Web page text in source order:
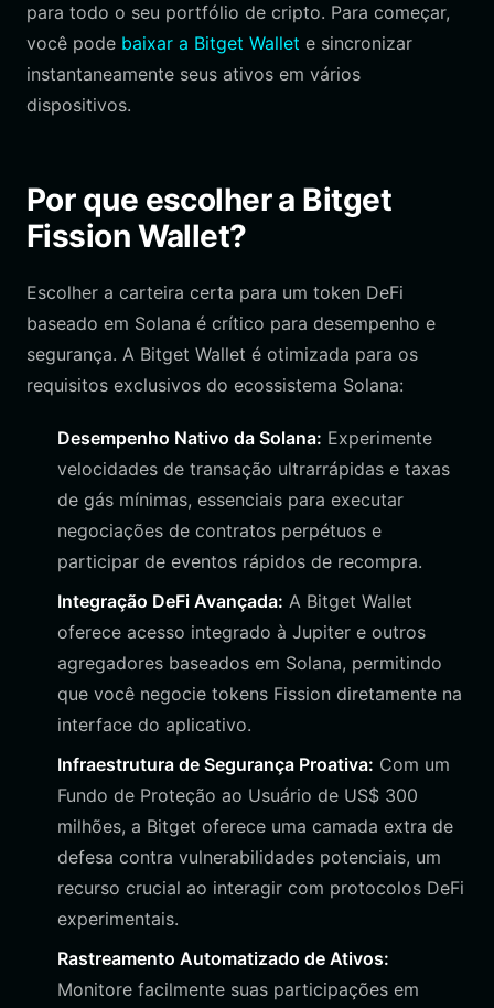
para todo o seu portfólio de cripto. Para começar,
você pode baixar a Bitget Wallet e sincronizar
instantaneamente seus ativos em vários
dispositivos.
Por que escolher a Bitget
Fission Wallet?
Escolher a carteira certa para um token DeFi
baseado em Solana é crítico para desempenho e
segurança. A Bitget Wallet é otimizada para os
requisitos exclusivos do ecossistema Solana:
Desempenho Nativo da Solana: Experimente
velocidades de transação ultrarrápidas e taxas
de gás mínimas, essenciais para executar
negociações de contratos perpétuos e
participar de eventos rápidos de recompra.
Integração DeFi Avançada: A Bitget Wallet
oferece acesso integrado à Jupiter e outros
agregadores baseados em Solana, permitindo
que você negocie tokens Fission diretamente na
interface do aplicativo.
Infraestrutura de Segurança Proativa: Com um
Fundo de Proteção ao Usuário de US$ 300
milhões, a Bitget oferece uma camada extra de
defesa contra vulnerabilidades potenciais, um
recurso crucial ao interagir com protocolos DeFi
experimentais.
Rastreamento Automatizado de Ativos:
Monitore facilmente suas participações em